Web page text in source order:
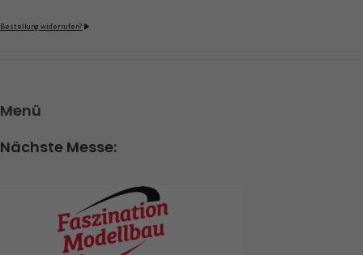
Bestellung widerrufen?
Menü
Nächste Messe: